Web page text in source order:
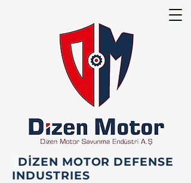
DİZEN MOTOR DEFENSE
INDUSTRIES